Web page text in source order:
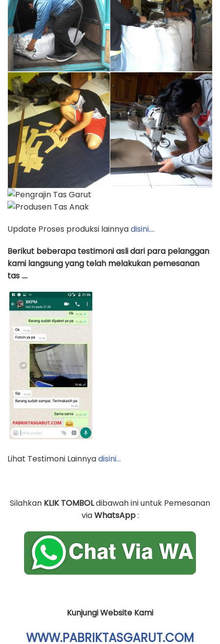
Update Proses produksi lainnyadisini….
Berikut beberapa testimoni asli dari para pelanggan
kami langsung yang telah melakukan pemesanan
tas ….
Lihat Testimoni Lainnyadisini…
Silahkan KLIK TOMBOLdibawah ini untuk Pemesanan
viaWhatsApp:
Kunjungi Website Kami
WWW.PABRIKTASGARUT.COM